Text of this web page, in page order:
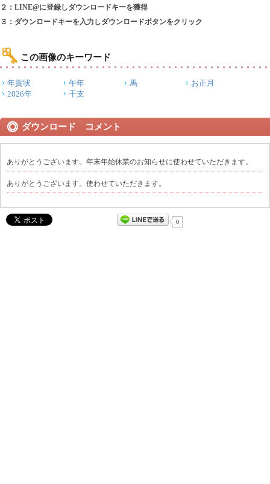
２：LINE@に登録しダウンロードキーを獲得
３：ダウンロードキーを入力しダウンロードボタンをクリック
この画像のキーワード
年賀状 午年 馬
お正月
2026年
干支
ダウンロード コメント
ありがとうございます。年末年始休業のお知らせに使わせていただきます。
ありがとうございます。使わせていただきます。
0